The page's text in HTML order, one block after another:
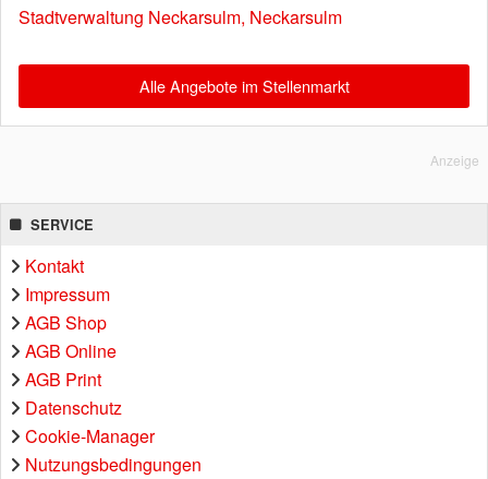
Stadtverwaltung Neckarsulm, Neckarsulm
Alle Angebote im Stellenmarkt
Anzeige
SERVICE
Kontakt
Impressum
AGB Shop
AGB Online
AGB Print
Datenschutz
Cookie-Manager
Nutzungsbedingungen